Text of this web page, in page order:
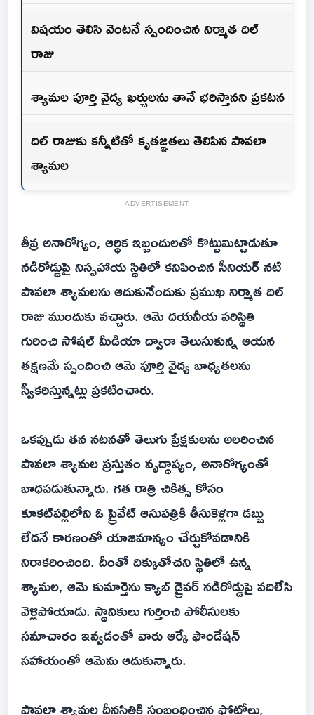
విషయం తెలిసి వెంటనే స్పందించిన నిర్మాత దిల్
రాజు
శ్యామల పూర్తి వైద్య ఖర్చులను తానే భరిస్తానని ప్రకటన
దిల్ రాజుకు కన్నీటితో కృతజ్ఞతలు తెలిపిన పావలా
శ్యామల
ADVERTISEMENT
తీవ్ర అనారోగ్యం, ఆర్థిక ఇబ్బందులతో కొట్టుమిట్టాడుతూ
నడిరోడ్డుపై నిస్సహాయ స్థితిలో కనిపించిన సీనియర్ నటి
పావలా శ్యామలను ఆదుకునేందుకు ప్రముఖ నిర్మాత దిల్
రాజు ముందుకు వచ్చారు. ఆమె దయనీయ పరిస్థితి
గురించి సోషల్ మీడియా ద్వారా తెలుసుకున్న ఆయన
తక్షణమే స్పందించి ఆమె పూర్తి వైద్య బాధ్యతలను
స్వీకరిస్తున్నట్లు ప్రకటించారు.
ఒకప్పుడు తన నటనతో తెలుగు ప్రేక్షకులను అలరించిన
పావలా శ్యామల ప్రస్తుతం వృద్ధాప్యం, అనారోగ్యంతో
బాధపడుతున్నారు. గత రాత్రి చికిత్స కోసం
కూకట్‌పల్లిలోని ఓ ప్రైవేట్ ఆసుపత్రికి తీసుకెళ్లగా డబ్బు
లేదనే కారణంతో యాజమాన్యం చేర్చుకోవడానికి
నిరాకరించింది. దీంతో దిక్కుతోచని స్థితిలో ఉన్న
శ్యామల, ఆమె కుమార్తెను క్యాబ్ డ్రైవర్ నడిరోడ్డుపై వదిలేసి
వెళ్లిపోయాడు. స్థానికులు గుర్తించి పోలీసులకు
సమాచారం ఇవ్వడంతో వారు ఆర్కే ఫౌండేషన్
సహాయంతో ఆమెను ఆదుకున్నారు.
పావలా శ్యామల దీనస్థితికి సంబంధించిన ఫోటోలు,